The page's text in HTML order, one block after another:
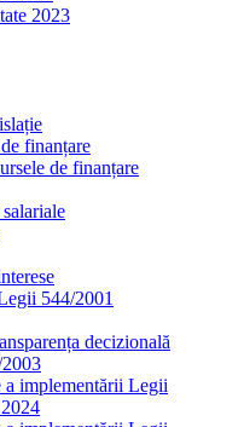
2023
finanțare
de finanțare
544/2001
decizională
a implementării Legii